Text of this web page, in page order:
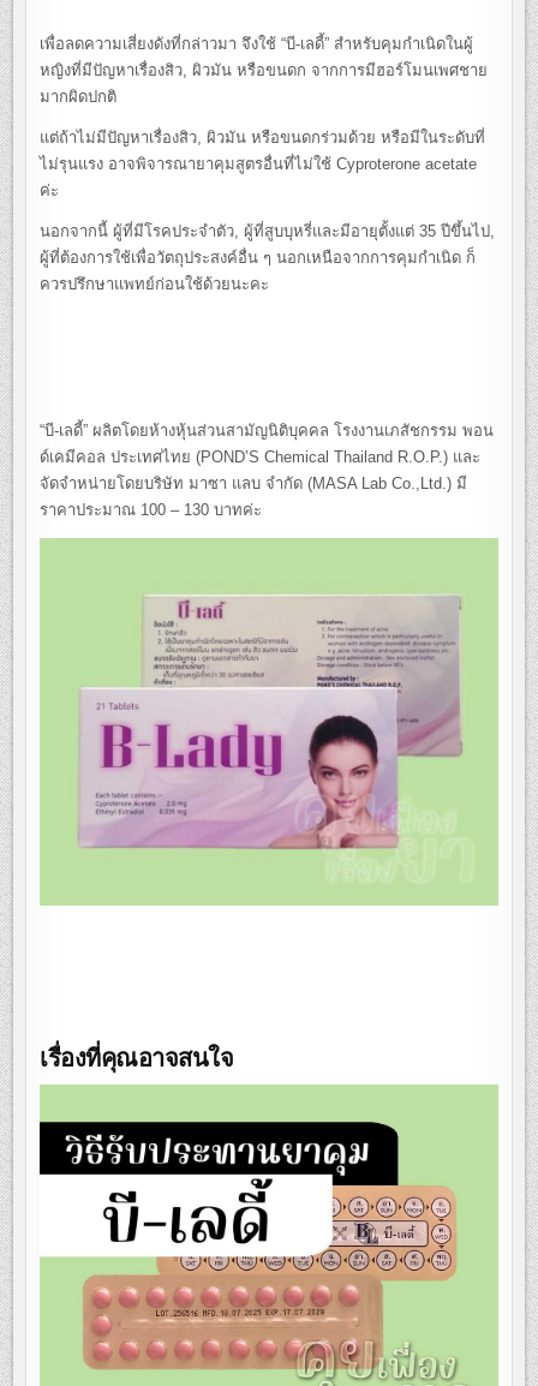
เพื่อลดความเสี่ยงดังที่กล่าวมา จึงใช้ “บี-เลดี้” สำหรับคุมกำเนิดในผู้
หญิงที่มีปัญหาเรื่องสิว, ผิวมัน หรือขนดก จากการมีฮอร์โมนเพศชาย
มากผิดปกติ
แต่ถ้าไม่มีปัญหาเรื่องสิว, ผิวมัน หรือขนดกร่วมด้วย หรือมีในระดับที่
ไม่รุนแรง อาจพิจารณายาคุมสูตรอื่นที่ไม่ใช้ Cyproterone acetate
ค่ะ
นอกจากนี้ ผู้ที่มีโรคประจำตัว, ผู้ที่สูบบุหรี่และมีอายุตั้งแต่ 35 ปีขึ้นไป,
ผู้ที่ต้องการใช้เพื่อวัตถุประสงค์อื่น ๆ นอกเหนือจากการคุมกำเนิด ก็
ควรปรึกษาแพทย์ก่อนใช้ด้วยนะคะ
“บี-เลดี้” ผลิตโดยห้างหุ้นส่วนสามัญนิติบุคคล โรงงานเภสัชกรรม พอน
ด์เคมีคอล ประเทศไทย (POND’S Chemical Thailand R.O.P.) และ
จัดจำหน่ายโดยบริษัท มาซา แลบ จำกัด (MASA Lab Co.,Ltd.) มี
ราคาประมาณ 100 – 130 บาทค่ะ
เรื่องที่คุณอาจสนใจ